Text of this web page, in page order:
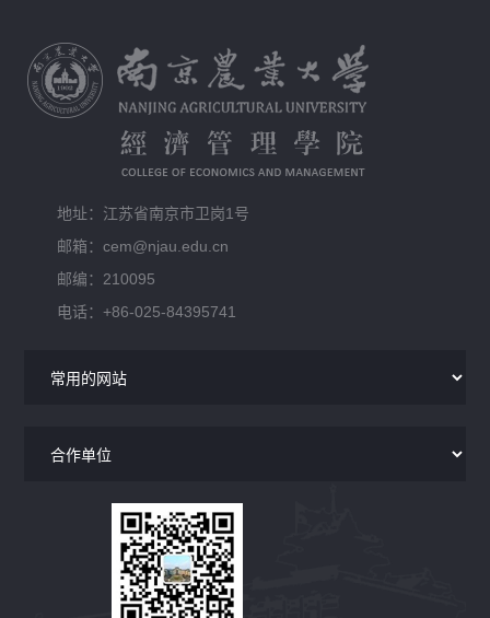
地址：江苏省南京市卫岗1号
邮箱：cem@njau.edu.cn
邮编：210095
电话：+86-025-84395741